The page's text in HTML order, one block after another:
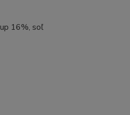
16%, soľ